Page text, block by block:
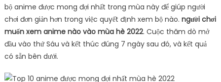
bộ anime được mong đợi nhất trong mùa này để giúp người
chơi đơn giản hơn trong việc quyết định xem bộ nào. người chơi
muốn xem anime nào vào mùa hè 2022. Cuộc thăm dò mở
đầu vào thứ Sáu và kết thúc đúng 7 ngày sau đó, và kết quả
có sẵn bên dưới.